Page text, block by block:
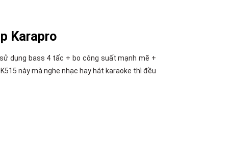
Karapro
dụng bass 4 tấc + bo công suất mạnh mẽ +
này mà nghe nhạc hay hát karaoke thì đều